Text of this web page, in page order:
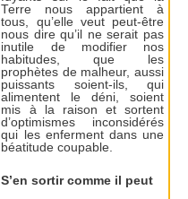
Terre nous appartient à
tous, qu’elle veut peut-être
nous dire qu’il ne serait pas
inutile de modifier nos
habitudes, que les
prophètes de malheur, aussi
puissants soient-ils, qui
alimentent le déni, soient
mis à la raison et sortent
d’optimismes inconsidérés
qui les enferment dans une
béatitude coupable.
S’en sortir comme il peut